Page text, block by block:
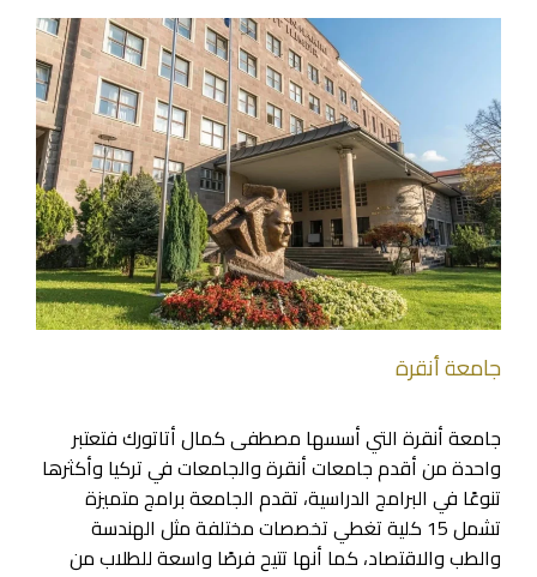
جامعة أنقرة
جامعة أنقرة التي أسسها مصطفى كمال أتاتورك فتعتبر
واحدة من أقدم جامعات أنقرة والجامعات في تركيا وأكثرها
تنوعًا في البرامج الدراسية، تقدم الجامعة برامج متميزة
تشمل 15 كلية تغطي تخصصات مختلفة مثل الهندسة
والطب والاقتصاد، كما أنها تتيح فرصًا واسعة للطلاب من